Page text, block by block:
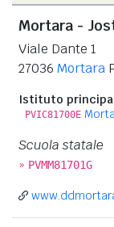
Mortara -
Viale Dante 1
27036 Mortara
Istituto
PVIC81700E
Scuola statale
» PVMM81701G